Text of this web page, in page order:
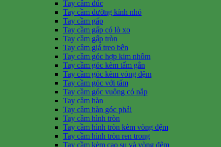
Tay cầm đúc
Tay cầm đường kính nhỏ
Tay cầm gấp
Tay cầm gấp có lò xo
Tay cầm gấp tròn
Tay cầm giá treo bên
Tay cầm góc hợp kim nhôm
Tay cầm góc kèm tấm gắn
Tay cầm góc kèm vòng đệm
Tay cầm góc với tấm
Tay cầm góc vuông có nắp
Tay cầm hàn
Tay cầm hàn góc phải
Tay cầm hình tròn
Tay cầm hình tròn kèm vòng đệm
Tay cầm hình tròn ren trong
Tay cầm kèm cao su và vòng đệm